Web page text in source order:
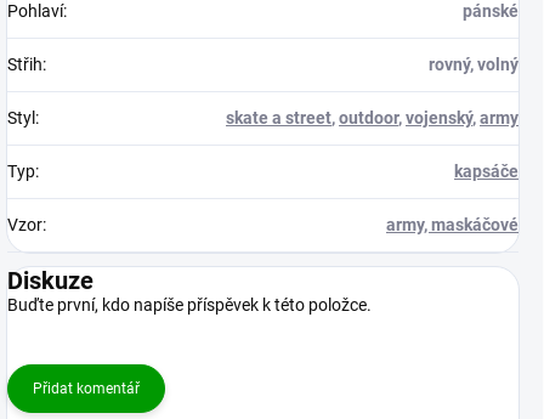
Pohlaví: pánské
Střih: rovný, volný
Styl : skate a street,outdoor,vojenský,army
Typ: kapsáče
Vzor: army, maskáčové
Diskuze
Buďte první, kdo napíše příspěvek k této položce.
Přidat komentář